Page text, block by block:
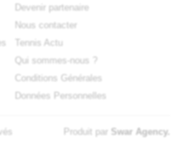
Devenir partenaire
Nous contacter
Tennis Actu
Qui sommes-nous ?
Conditions Générales
Données Personnelles
Produit par Swar Agency.